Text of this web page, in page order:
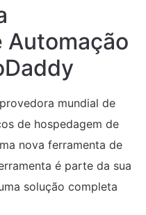
Automação
mundial de
de hospedagem de
nova ferramenta de
é parte da sua
solução completa